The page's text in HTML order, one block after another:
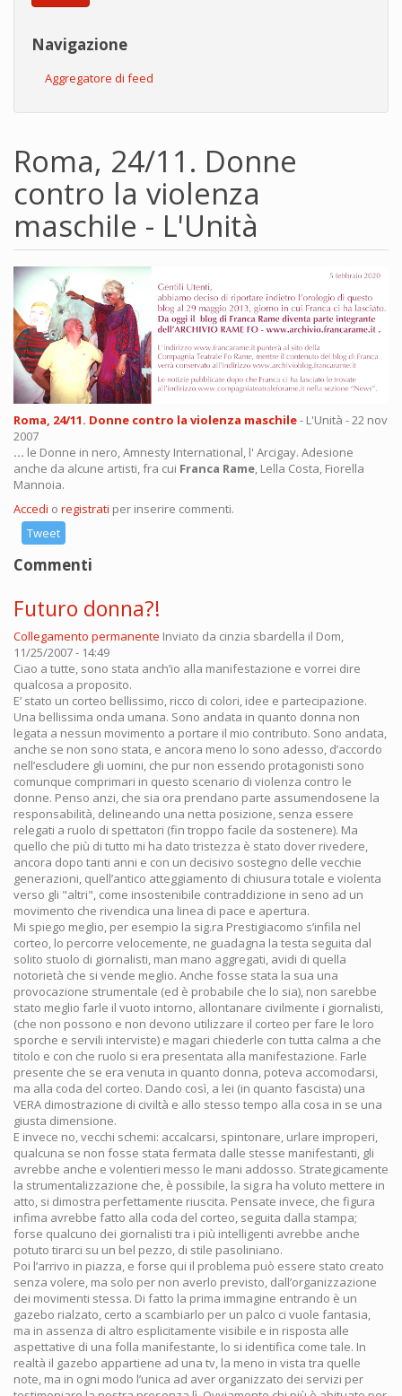
Navigazione
Aggregatore di feed
Roma, 24/11. Donne
contro la violenza
maschile - L'Unità
Roma, 24/11. Donne contro la violenza maschile- L'Unità - 22 nov
2007
... le Donne in nero, Amnesty International, l' Arcigay. Adesione
anche da alcune artisti, fra cui Franca Rame, Lella Costa, Fiorella
Mannoia.
Accedi o registrati per inserire commenti.
Tweet
Commenti
Futuro donna?!
Collegamento permanente Inviato da cinzia sbardella il Dom,
11/25/2007 - 14:49
Ciao a tutte, sono stata anch’io alla manifestazione e vorrei dire
qualcosa a proposito.
E’ stato un corteo bellissimo, ricco di colori, idee e partecipazione.
Una bellissima onda umana. Sono andata in quanto donna non
legata a nessun movimento a portare il mio contributo. Sono andata,
anche se non sono stata, e ancora meno lo sono adesso, d’accordo
nell’escludere gli uomini, che pur non essendo protagonisti sono
comunque comprimari in questo scenario di violenza contro le
donne. Penso anzi, che sia ora prendano parte assumendosene la
responsabilità, delineando una netta posizione, senza essere
relegati a ruolo di spettatori (fin troppo facile da sostenere). Ma
quello che più di tutto mi ha dato tristezza è stato dover rivedere,
ancora dopo tanti anni e con un decisivo sostegno delle vecchie
generazioni, quell’antico atteggiamento di chiusura totale e violenta
verso gli "altri", come insostenibile contraddizione in seno ad un
movimento che rivendica una linea di pace e apertura.
Mi spiego meglio, per esempio la sig.ra Prestigiacomo s’infila nel
corteo, lo percorre velocemente, ne guadagna la testa seguita dal
solito stuolo di giornalisti, man mano aggregati, avidi di quella
notorietà che si vende meglio. Anche fosse stata la sua una
provocazione strumentale (ed è probabile che lo sia), non sarebbe
stato meglio farle il vuoto intorno, allontanare civilmente i giornalisti,
(che non possono e non devono utilizzare il corteo per fare le loro
sporche e servili interviste) e magari chiederle con tutta calma a che
titolo e con che ruolo si era presentata alla manifestazione. Farle
presente che se era venuta in quanto donna, poteva accomodarsi,
ma alla coda del corteo. Dando così, a lei (in quanto fascista) una
VERA dimostrazione di civiltà e allo stesso tempo alla cosa in se una
giusta dimensione.
E invece no, vecchi schemi: accalcarsi, spintonare, urlare improperi,
qualcuna se non fosse stata fermata dalle stesse manifestanti, gli
avrebbe anche e volentieri messo le mani addosso. Strategicamente
la strumentalizzazione che, è possibile, la sig.ra ha voluto mettere in
atto, si dimostra perfettamente riuscita. Pensate invece, che figura
infima avrebbe fatto alla coda del corteo, seguita dalla stampa;
forse qualcuno dei giornalisti tra i più intelligenti avrebbe anche
potuto tirarci su un bel pezzo, di stile pasoliniano.
Poi l’arrivo in piazza, e forse qui il problema può essere stato creato
senza volere, ma solo per non averlo previsto, dall’organizzazione
dei movimenti stessa. Di fatto la prima immagine entrando è un
gazebo rialzato, certo a scambiarlo per un palco ci vuole fantasia,
ma in assenza di altro esplicitamente visibile e in risposta alle
aspettative di una folla manifestante, lo si identifica come tale. In
realtà il gazebo appartiene ad una tv, la meno in vista tra quelle
note, ma in ogni modo l’unica ad aver organizzato dei servizi per